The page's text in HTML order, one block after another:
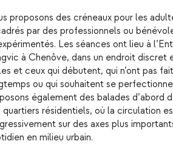
proposons des créneaux pour les
par des professionnels ou
Les séances ont lieu à
à Chenôve, dans un endroit discret
et ceux qui débutent, qui n’ont pas
ou qui souhaitent se
également des balades d’abord
quartiers résidentiels, où la circulation
sur des axes plus
en milieu urbain.